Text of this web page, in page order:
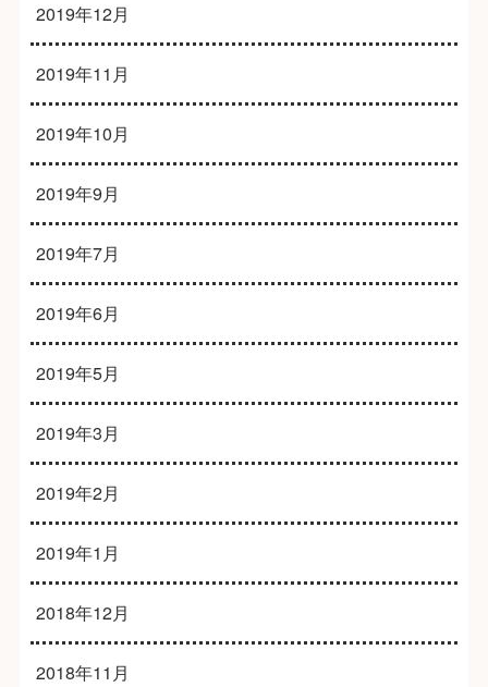
2019年12月
2019年11月
2019年10月
2019年9月
2019年7月
2019年6月
2019年5月
2019年3月
2019年2月
2019年1月
2018年12月
2018年11月